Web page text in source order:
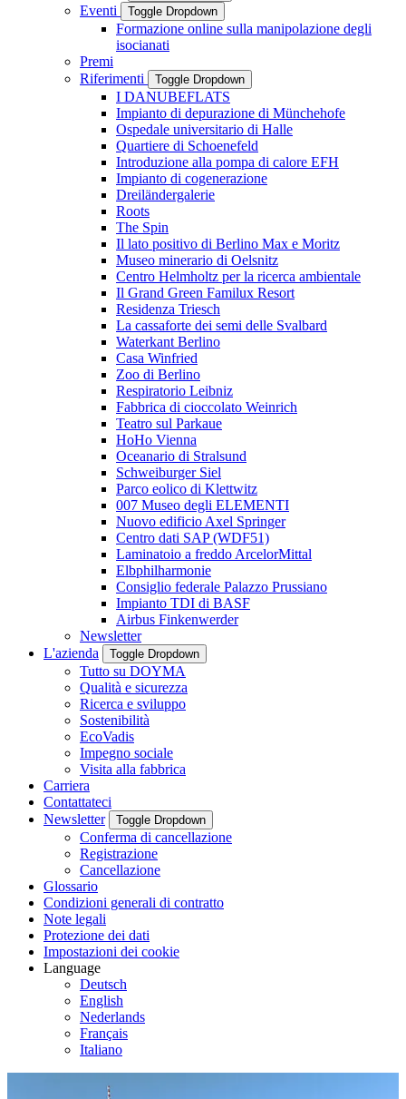
Eventi Toggle Dropdown
Formazione online sulla manipolazione degli
isocianati
Premi
Riferimenti
Toggle Dropdown
I DANUBEFLATS
Impianto di depurazione di Münchehofe
Ospedale universitario di Halle
Quartiere di Schoenefeld
Introduzione alla pompa di calore EFH
Impianto di cogenerazione
Dreiländergalerie
Roots
The Spin
Il lato positivo di Berlino Max e Moritz
Museo minerario di Oelsnitz
Centro Helmholtz per la ricerca ambientale
Il Grand Green Familux Resort
Residenza Triesch
La cassaforte dei semi delle Svalbard
Waterkant Berlino
Casa Winfried
Zoo di Berlino
Respiratorio Leibniz
Fabbrica di cioccolato Weinrich
Teatro sul Parkaue
HoHo Vienna
Oceanario di Stralsund
Schweiburger Siel
Parco eolico di Klettwitz
007 Museo degli ELEMENTI
Nuovo edificio Axel Springer
Centro dati SAP (WDF51)
Laminatoio a freddo ArcelorMittal
Elbphilharmonie
Consiglio federale Palazzo Prussiano
Impianto TDI di BASF
Airbus Finkenwerder
Newsletter
L'azienda
Toggle Dropdown
Tutto su DOYMA
Qualità e sicurezza
Ricerca e sviluppo
Sostenibilità
EcoVadis
Impegno sociale
Visita alla fabbrica
Carriera
Contattateci
Newsletter
Toggle Dropdown
Conferma di cancellazione
Registrazione
Cancellazione
Glossario
Condizioni generali di contratto
Note legali
Protezione dei dati
Impostazioni dei cookie
Language
Deutsch
English
Nederlands
Français
Italiano